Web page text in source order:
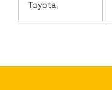
Toyota